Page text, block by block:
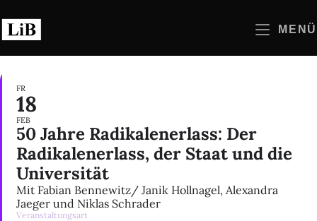
Inhalt
springen
MENÜ
FR
18
FEB
50 Jahre Radikalenerlass: Der
Radikalenerlass, der Staat und die
Universität
Mit Fabian Bennewitz/ Janik Hollnagel, Alexandra
Jaeger und Niklas Schrader
Veranstaltungsart